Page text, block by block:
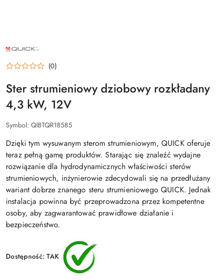
PRODUCENTA:
(0)
Ster strumieniowy dziobowy rozkładany
4,3 kW, 12V
Symbol: QIBTQR18585
Dzięki tym wysuwanym sterom strumieniowym, QUICK oferuje
teraz pełną gamę produktów. Starając się znaleźć wydajne
rozwiązanie dla hydrodynamicznych właściwości sterów
strumieniowych, inżynierowie zdecydowali się na przedłużany
wariant dobrze znanego steru strumieniowego QUICK. Jednak
instalacja powinna być przeprowadzona przez kompetentne
osoby, aby zagwarantować prawidłowe działanie i
bezpieczeństwo.
Dostępność:TAK